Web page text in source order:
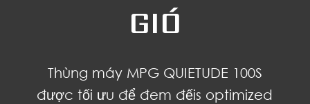
GIÓ
Thùng máy MPG QUIETUDE 100S
được tối ưu để đem đếis optimized